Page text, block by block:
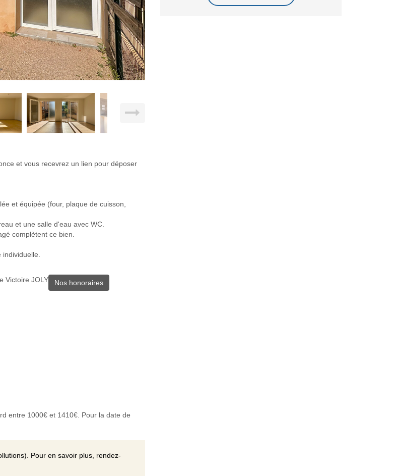
et vous recevrez un lien pour déposer
et équipée (four, plaque de cuisson,
et une salle d'eau avec WC.
complètent ce bien.
individuelle.
Victoire JOLY
Nos honoraires
entre 1000€ et 1410€. Pour la date de
Pour en savoir plus, rendez-